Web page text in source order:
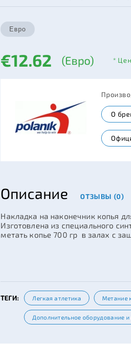
€12.62 (Евро) *
О
Описание ОТЗЫВЫ (0)
Накладка на наконечник копья
Изготовлена из специального
метать копье 700 гр в залах с
ТЕГИ: Легкая атлетика Метание
Дополнительное оборудование